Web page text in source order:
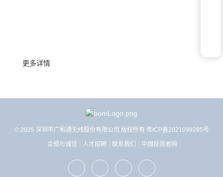
更多详情
© 2025 深圳市广和通无线股份有限公司 版权所有 粤ICP备2021099285号
合规与诚信 人才招聘 联系我们 中国投资者网